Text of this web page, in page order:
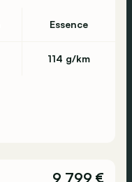
Essence
114 g/km
9 799 €